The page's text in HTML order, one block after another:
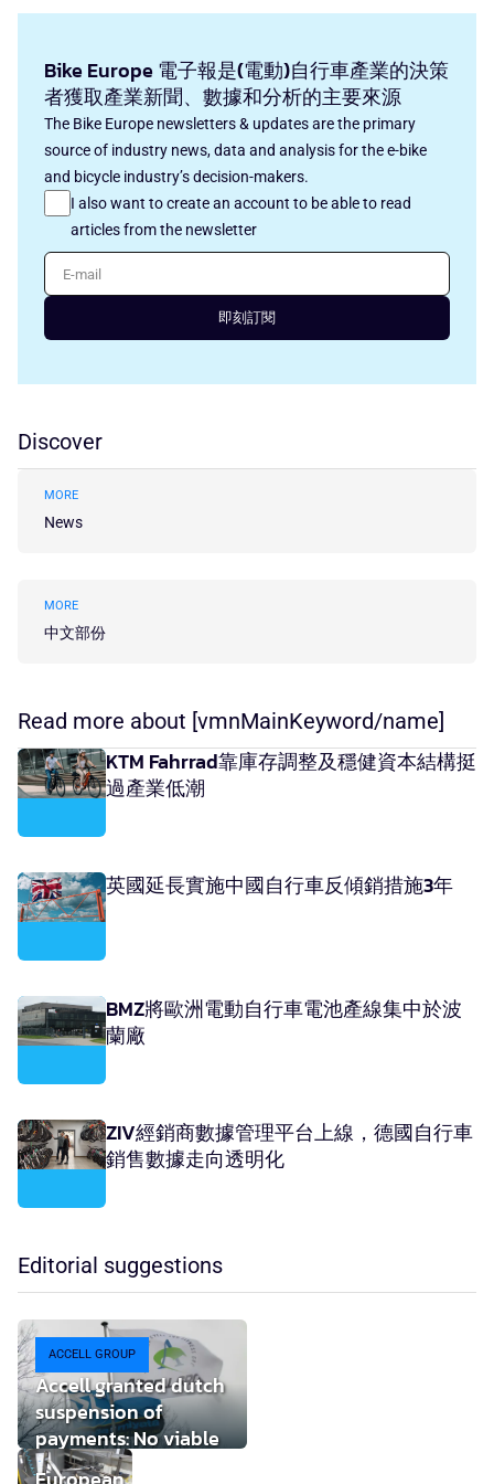
Bike Europe 電子報是(電動)自行車產業的決策
者獲取產業新聞、數據和分析的主要來源
The Bike Europe newsletters & updates are the primary
source of industry news, data and analysis for the e-bike
and bicycle industry’s decision-makers.
I also want to create an account to be able to read
articles from the newsletter
E-mail
即刻訂閱
Discover
MORE
News
MORE
中文部份
Read more about [vmnMainKeyword/name]
KTM Fahrrad靠庫存調整及穩健資本結構挺
過產業低潮
英國延長實施中國自行車反傾銷措施3年
BMZ將歐洲電動自行車電池產線集中於波
蘭廠
ZIV經銷商數據管理平台上線，德國自行車
銷售數據走向透明化
Editorial suggestions
ACCELL GROUP
Accell granted dutch
suspension of
payments: No viable
buyer found